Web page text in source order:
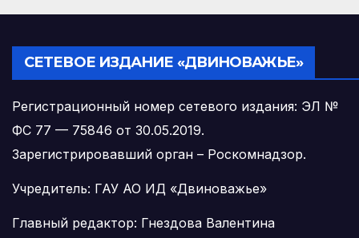
СЕТЕВОЕ ИЗДАНИЕ «ДВИНОВАЖЬЕ»
Регистрационный номер сетевого издания: ЭЛ №
ФС 77 — 75846 от 30.05.2019.
Зарегистрировавший орган – Роскомнадзор.
Учредитель: ГАУ АО ИД «Двиноважье»
Главный редактор: Гнездова Валентина